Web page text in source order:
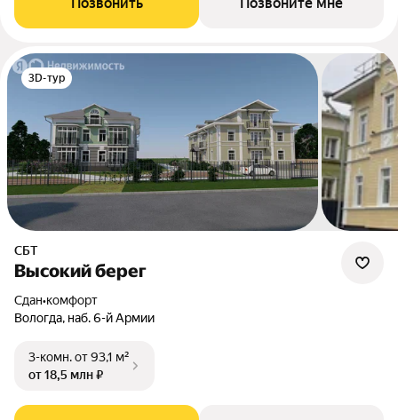
3D-тур
СБТ
Высокий берег
Сдан•комфорт
Вологда, наб. 6-й Армии
3-комн.от 93,1 м²
от 18,5 млн ₽